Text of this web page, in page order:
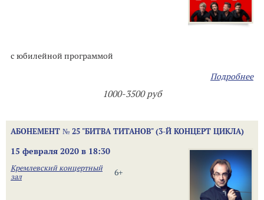
с юбилейной программой
Подробнее
1000-3500 руб
АБОНЕМЕНТ № 25 "БИТВА ТИТАНОВ" (3-Й КОНЦЕРТ ЦИКЛА)
15 февраля 2020 в 18:30
6+
Кремлевский концертный
зал